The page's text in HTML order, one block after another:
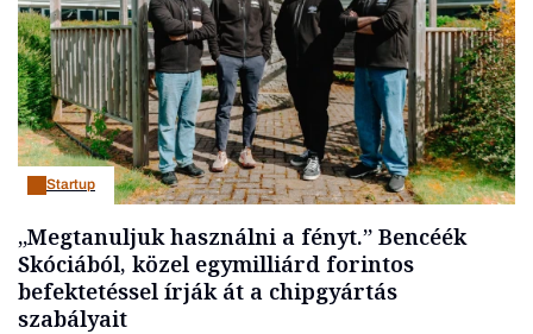
Startup
„Megtanuljuk használni a fényt.” Bencéék
Skóciából, közel egymilliárd forintos
befektetéssel írják át a chipgyártás
szabályait